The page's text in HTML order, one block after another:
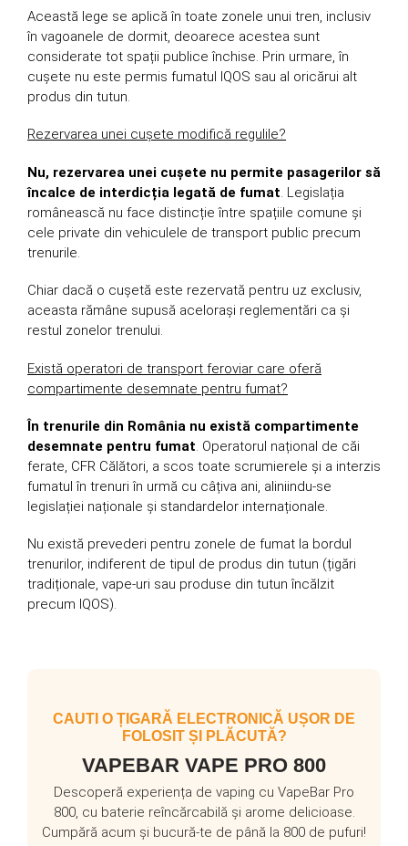
Această lege se aplică în toate zonele unui tren, inclusiv
în vagoanele de dormit, deoarece acestea sunt
considerate tot spații publice închise. Prin urmare, în
cușete nu este permis fumatul IQOS sau al oricărui alt
produs din tutun.
Rezervarea unei cușete modifică regulile?
Nu, rezervarea unei cușete nu permite pasagerilor să
încalce de interdicția legată de fumat. Legislația
românească nu face distincție între spațiile comune și
cele private din vehiculele de transport public precum
trenurile.
Chiar dacă o cușetă este rezervată pentru uz exclusiv,
aceasta rămâne supusă acelorași reglementări ca și
restul zonelor trenului.
Există operatori de transport feroviar care oferă
compartimente desemnate pentru fumat?
În trenurile din România nu există compartimente
desemnate pentru fumat. Operatorul național de căi
ferate, CFR Călători, a scos toate scrumierele și a interzis
fumatul în trenuri în urmă cu câțiva ani, aliniindu-se
legislației naționale și standardelor internaționale.
Nu există prevederi pentru zonele de fumat la bordul
trenurilor, indiferent de tipul de produs din tutun (țigări
tradiționale, vape-uri sau produse din tutun încălzit
precum IQOS).
CAUTI O ȚIGARĂ ELECTRONICĂ UȘOR DE
FOLOSIT ȘI PLĂCUTĂ?
VAPEBAR VAPE PRO 800
Descoperă experiența de vaping cu VapeBar Pro
800, cu baterie reîncărcabilă și arome delicioase.
Cumpără acum și bucură-te de până la 800 de pufuri!